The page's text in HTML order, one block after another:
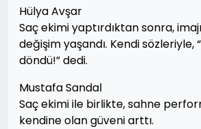
Hülya Avşar
Saç ekimi yaptırdıktan sonra,
değişim yaşandı. Kendi sözleriyle,
döndü!” dedi.
Mustafa Sandal
Saç ekimi ile birlikte, sahne
kendine olan güveni arttı.